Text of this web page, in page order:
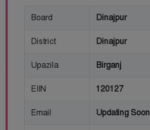
Board Dinajpur
District Dinajpur
Upazila Birganj
EIIN 120127
Email Updating Soon